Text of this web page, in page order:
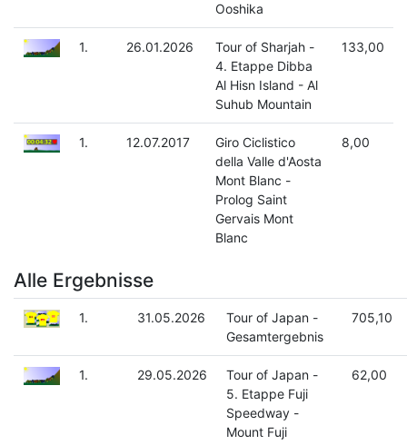
Ooshika
1. 26.01.2026
Tour of Sharjah -
4. Etappe Dibba
Al Hisn Island - Al
Suhub Mountain
133,00
1. 12.07.2017
Giro Ciclistico
della Valle d'Aosta
Mont Blanc -
Prolog Saint
Gervais Mont
Blanc
8,00
Alle Ergebnisse
1. 31.05.2026
Tour of Japan -
Gesamtergebnis
705,10
1. 29.05.2026
Tour of Japan -
5. Etappe Fuji
Speedway -
Mount Fuji
62,00